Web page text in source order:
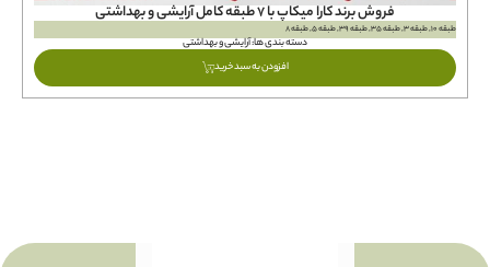
فروش برند کارا ميكاپ با ۷ طبقه کامل آرایشی و بهداشتی
طبقه 10, طبقه 3, طبقه 35, طبقه 39, طبقه 5, طبقه 8
دسته بندی ها:آرایشی و بهداشتی
افزودن به سبد خرید